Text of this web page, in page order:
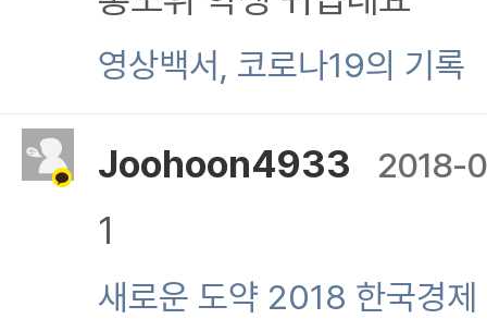
영상백서, 코로나19의 기록
Joohoon4933 2018-
1
새로운 도약 2018 한국경제